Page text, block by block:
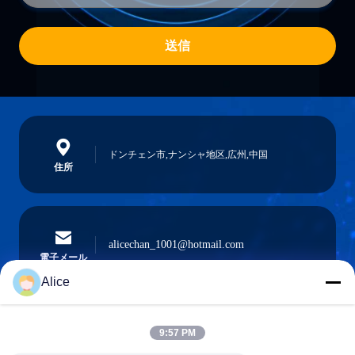
送信
住所
ドンチェン市,ナンシャ地区,広州,中国
電子メール
alicechan_1001@hotmail.com
0086-15914233525
Alice
9:57 PM